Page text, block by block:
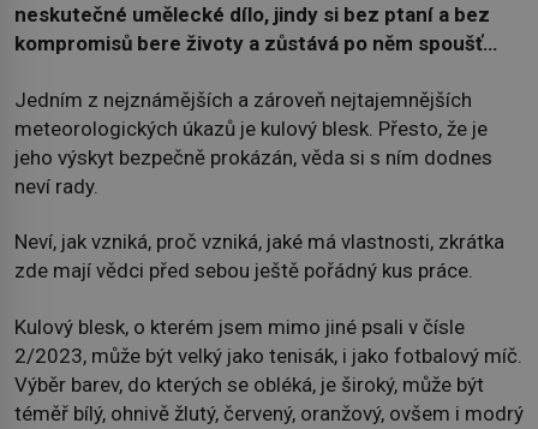
neskutečné umělecké dílo, jindy si bez ptaní a bez
kompromisů bere životy a zůstává po něm spoušť…
Jedním z nejznámějších a zároveň nejtajemnějších
meteorologických úkazů je kulový blesk. Přesto, že je
jeho výskyt bezpečně prokázán, věda si s ním dodnes
neví rady.
Neví, jak vzniká, proč vzniká, jaké má vlastnosti, zkrátka
zde mají vědci před sebou ještě pořádný kus práce.
Kulový blesk, o kterém jsem mimo jiné psali v čísle
2/2023, může být velký jako tenisák, i jako fotbalový míč.
Výběr barev, do kterých se obléká, je široký, může být
téměř bílý, ohnivě žlutý, červený, oranžový, ovšem i modrý